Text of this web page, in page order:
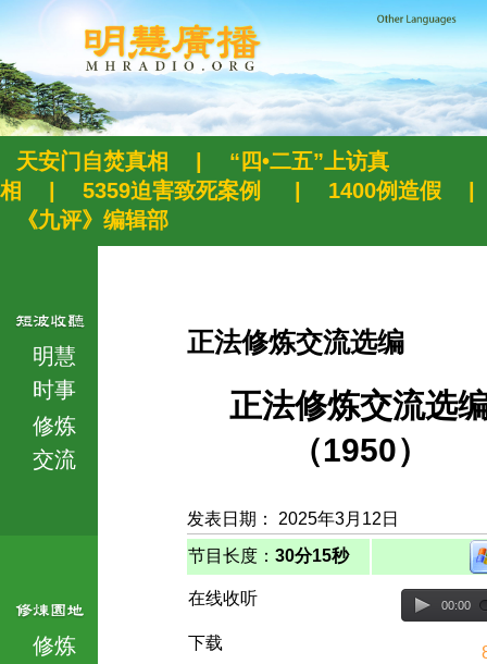
天安门自焚真相
“四•二五”上访真
相
5359迫害致死案例 1400例造假
《九评》编辑部
明慧
时事
修炼
交流
修炼
正法修炼交流选编
正法修炼交流选
（1950）
发表日期： 2025年3月12日
节目长度： 30分15秒
在线收听 00:00
下载